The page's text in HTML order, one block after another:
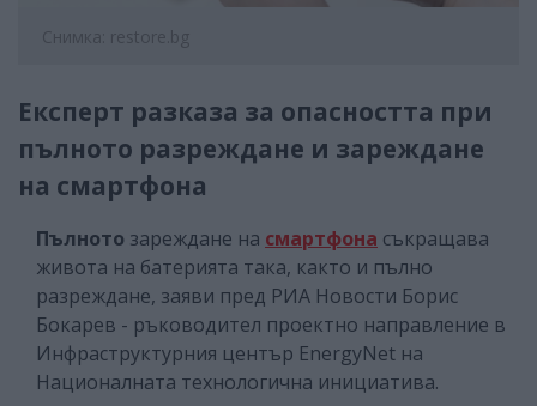
Снимка: restore.bg
Експерт разказа за опасността при
пълното разреждане и зареждане
на смартфона
Пълното зареждане на смартфона съкращава
живота на батерията така, както и пълно
разреждане, заяви пред РИА Новости Борис
Бокарев - ръководител проектно направление в
Инфраструктурния център EnergyNet на
Националната технологична инициатива.